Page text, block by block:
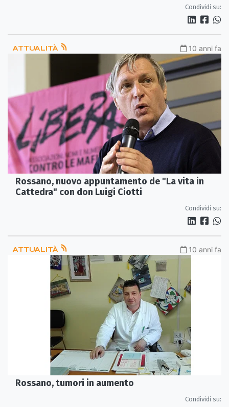
Condividi su:
ATTUALITÀ 10 anni fa
Rossano, nuovo appuntamento de "La vita in
Cattedra" con don Luigi Ciotti
Condividi su:
ATTUALITÀ 10 anni fa
Rossano, tumori in aumento
Condividi su: